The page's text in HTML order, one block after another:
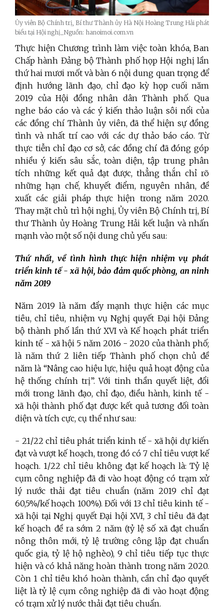
Ủy viên Bộ Chính trị, Bí thư Thành ủy Hà Nội Hoàng Trung Hải phát
biểu tại Hội nghị_Nguồn: hanoimoi.com.vn
Thực hiện Chương trình làm việc toàn khóa, Ban
Chấp hành Đảng bộ Thành phố họp Hội nghị lần
thứ hai mươi mốt và bàn 6 nội dung quan trọng để
định hướng lãnh đạo, chỉ đạo kỳ họp cuối năm
2019 của Hội đồng nhân dân Thành phố. Qua
nghe báo cáo và các ý kiến thảo luận sôi nổi của
các đồng chí Thành ủy viên, đã thể hiện sự đồng
tình và nhất trí cao với các dự thảo báo cáo. Từ
thực tiễn chỉ đạo cơ sở, các đồng chí đã đóng góp
nhiều ý kiến sâu sắc, toàn diện, tập trung phân
tích những kết quả đạt được, thẳng thắn chỉ rõ
những hạn chế, khuyết điểm, nguyên nhân, đề
xuất các giải pháp thực hiện trong năm 2020.
Thay mặt chủ trì hội nghị, Ủy viên Bộ Chính trị, Bí
thư Thành ủy Hoàng Trung Hải kết luận và nhấn
mạnh vào một số nội dung chủ yếu sau:
Thứ nhất, về tình hình thực hiện nhiệm vụ phát
triển kinh tế - xã hội, bảo đảm quốc phòng, an ninh
năm 2019
Năm 2019 là năm đẩy mạnh thực hiện các mục
tiêu, chỉ tiêu, nhiệm vụ Nghị quyết Đại hội Đảng
bộ thành phố lần thứ XVI và Kế hoạch phát triển
kinh tế - xã hội 5 năm 2016 - 2020 của thành phố;
là năm thứ 2 liên tiếp Thành phố chọn chủ đề
năm là “Nâng cao hiệu lực, hiệu quả hoạt động của
hệ thống chính trị”. Với tinh thần quyết liệt, đổi
mới trong lãnh đạo, chỉ đạo, điều hành, kinh tế -
xã hội thành phố đạt được kết quả tương đối toàn
diện và tích cực, cụ thể như sau:
- 21/22 chỉ tiêu phát triển kinh tế - xã hội dự kiến
đạt và vượt kế hoạch, trong đó có 7 chỉ tiêu vượt kế
hoạch. 1/22 chỉ tiêu không đạt kế hoạch là: Tỷ lệ
cụm công nghiệp đã đi vào hoạt động có trạm xử
lý nước thải đạt tiêu chuẩn (năm 2019 chỉ đạt
60,5%/kế hoạch 100%). Đối với 13 chỉ tiêu kinh tế -
xã hội tại Nghị quyết Đại hội XVI, 3 chỉ tiêu đã đạt
kế hoạch đề ra sớm 2 năm (tỷ lệ số xã đạt chuẩn
nông thôn mới, tỷ lệ trường công lập đạt chuẩn
quốc gia, tỷ lệ hộ nghèo), 9 chỉ tiêu tiếp tục thực
hiện và có khả năng hoàn thành trong năm 2020.
Còn 1 chỉ tiêu khó hoàn thành, cần chỉ đạo quyết
liệt là tỷ lệ cụm công nghiệp đã đi vào hoạt động
có trạm xử lý nước thải đạt tiêu chuẩn.